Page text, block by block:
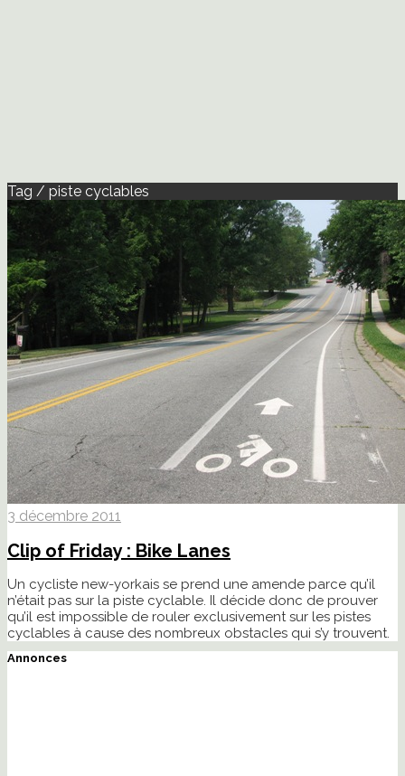
Tag / piste cyclables
3 décembre 2011
Clip of Friday : Bike Lanes
Un cycliste new-yorkais se prend une amende parce qu’il
n’était pas sur la piste cyclable. Il décide donc de prouver
qu’il est impossible de rouler exclusivement sur les pistes
cyclables à cause des nombreux obstacles qui s’y trouvent.
Annonces